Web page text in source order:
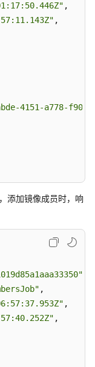
,
,
4151-a778-
添加镜像成员时，响
,
,
,